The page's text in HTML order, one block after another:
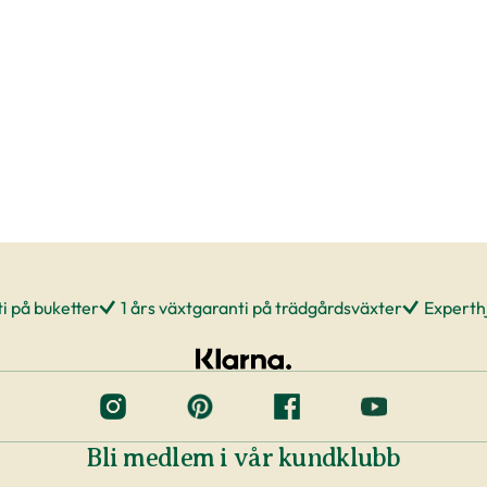
på morgonen. Tänk på att anläggning av en
på buketter 1 års växtgaranti på trädgårdsväxter
Bli medlem i vår kundklubb